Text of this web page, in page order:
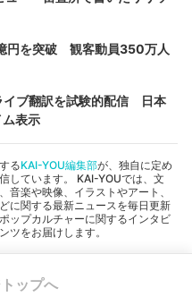
円を突破 観客動員350万人
イブ翻訳を試験的配信 日本
表示
るKAI-YOU編集部が、独自に定め
しています。 KAI-YOUでは、文
楽や映像、イラストやアート、
に関する最新ニュースを毎日更新
ップカルチャーに関するインタビ
ツをお届けします。
ップへ